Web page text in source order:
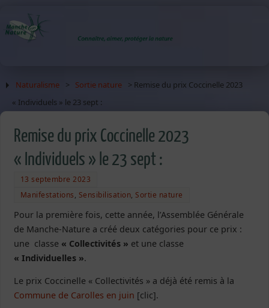
Naturalisme > Sortie nature
> Remise du prix Coccinelle 2023
« Individuels » le 23 sept :
Remise du prix Coccinelle 2023
« Individuels » le 23 sept :
13 septembre 2023
Manifestations, Sensibilisation, Sortie nature
Pour la première fois, cette année, l’Assemblée Générale
de Manche-Nature a créé deux catégories pour ce prix :
une classe « Collectivités » et une classe
« Individuelles ».
Le prix Coccinelle « Collectivités » a déjà été remis à la
Commune de Carolles en juin [clic].